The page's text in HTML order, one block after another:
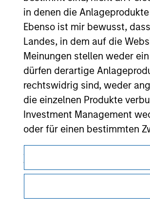
in denen die
Ebenso ist mir bewusst,
Landes, in dem auf die
Meinungen stellen weder
dürfen derartige
rechtswidrig sind, weder
die einzelnen Produkte
Investment Management
oder für einen bestimmten
Anträge für Anteile in den
Verkaufsprospekt, Jahres-
Die auf der Website
Dieses Dokument ist ein
Nutzer müssen die
regulatorische Auflagen enthalten